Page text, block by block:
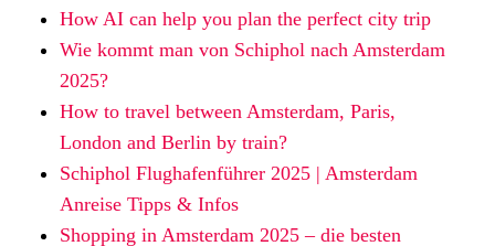
How AI can help you plan the perfect city trip
Wie kommt man von Schiphol nach Amsterdam
2025?
How to travel between Amsterdam, Paris,
London and Berlin by train?
Schiphol Flughafenführer 2025 | Amsterdam
Anreise Tipps & Infos
Shopping in Amsterdam 2025 – die besten